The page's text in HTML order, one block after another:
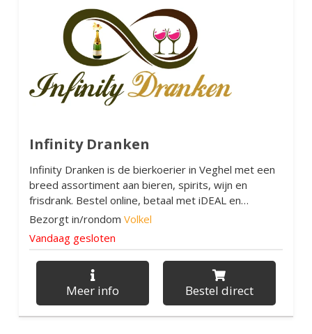
Infinity Dranken
Infinity Dranken is de bierkoerier in Veghel met een
breed assortiment aan bieren, spirits, wijn en
frisdrank. Bestel online, betaal met iDEAL en
ontvang je dranken snel thuis.
Bezorgt in/rondomVolkel
Vandaag gesloten
Meer info Bestel direct